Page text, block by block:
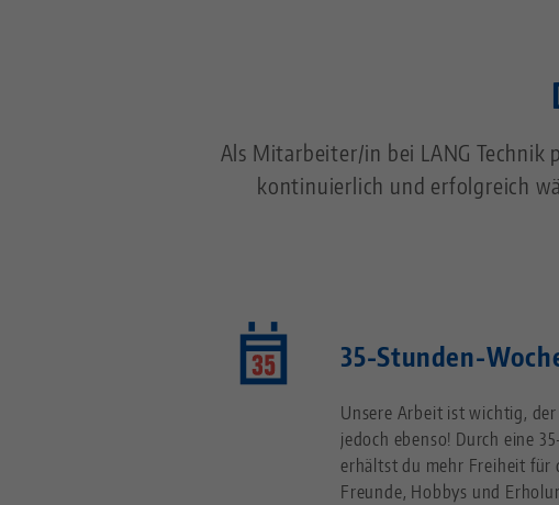
Als Mitarbeiter/in bei LANG
kontinuierlich und erfolgreich
35-Stunden-
Unsere Arbeit ist wichtig,
jedoch ebenso! Durch eine
erhältst du mehr Freiheit für
Freunde, Hobbys und